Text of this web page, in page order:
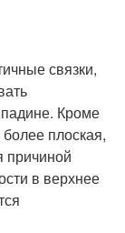
связки,
Кроме
плоская,
причиной
в верхнее